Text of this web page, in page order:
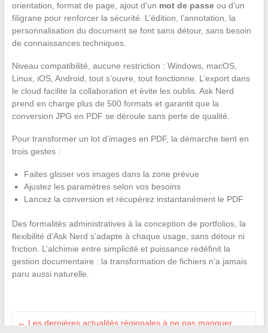
orientation, format de page, ajout d’un mot de passeou d’un
filigrane pour renforcer la sécurité. L’édition, l’annotation, la
personnalisation du document se font sans détour, sans besoin
de connaissances techniques.
Niveau compatibilité, aucune restriction : Windows, macOS,
Linux, iOS, Android, tout s’ouvre, tout fonctionne. L’export dans
le cloud facilite la collaboration et évite les oublis. Ask Nerd
prend en charge plus de 500 formats et garantit que la
conversion JPG en PDF se déroule sans perte de qualité.
Pour transformer un lot d’images en PDF, la démarche tient en
trois gestes :
Faites glisser vos images dans la zone prévue
Ajustez les paramètres selon vos besoins
Lancez la conversion et récupérez instantanément le PDF
Des formalités administratives à la conception de portfolios, la
flexibilité d’Ask Nerd s’adapte à chaque usage, sans détour ni
friction. L’alchimie entre simplicité et puissance redéfinit la
gestion documentaire : la transformation de fichiers n’a jamais
paru aussi naturelle.
← Les dernières actualités régionales à ne pas manquer